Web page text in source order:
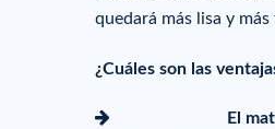
quedará más lisa y más
¿Cuáles son las
El